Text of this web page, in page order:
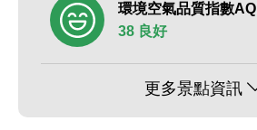
環境空氣品質指數AQI
38 良好
更多景點資訊